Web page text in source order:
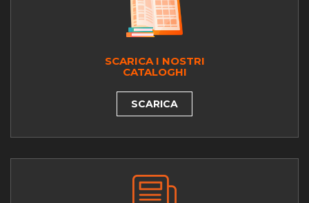
SCARICA I NOSTRI
CATALOGHI
SCARICA